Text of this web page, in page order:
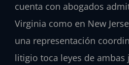
cuenta con abogados
Virginia como en New
una representación
litigio toca leyes de ambas